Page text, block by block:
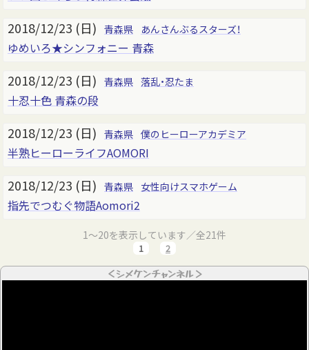
2018/12/23 (日) 青森県 あんさんぶるスターズ！
ゆめいろ★シンフォニー 青森
2018/12/23 (日) 青森県 落乱・忍たま
十忍十色 青森の段
2018/12/23 (日) 青森県 僕のヒーローアカデミア
半熟ヒーローライフAOMORI
2018/12/23 (日) 青森県 女性向けスマホゲーム
指先でつむぐ物語Aomori2
1～20を表示しています／全21件
1 2
＜シメケンチャンネル＞